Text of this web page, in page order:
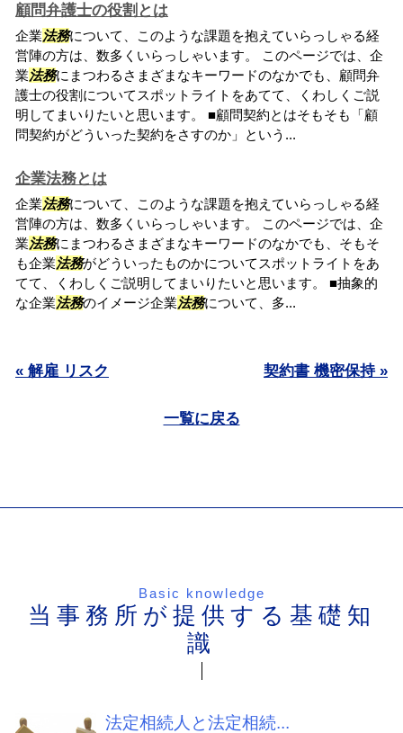
顧問弁護士の役割とは
企業法務について、このような課題を抱えていらっしゃる経
営陣の方は、数多くいらっしゃいます。 このページでは、企
業法務にまつわるさまざまなキーワードのなかでも、顧問弁
護士の役割についてスポットライトをあてて、くわしくご説
明してまいりたいと思います。 ■顧問契約とはそもそも「顧
問契約がどういった契約をさすのか」という...
企業法務とは
企業法務について、このような課題を抱えていらっしゃる経
営陣の方は、数多くいらっしゃいます。 このページでは、企
業法務にまつわるさまざまなキーワードのなかでも、そもそ
も企業法務がどういったものかについてスポットライトをあ
てて、くわしくご説明してまいりたいと思います。 ■抽象的
な企業法務のイメージ企業法務について、多...
« 解雇 リスク 契約書 機密保持 »
一覧に戻る
Basic knowledge
当事務所が提供する基礎知
識
法定相続人と法定相続...